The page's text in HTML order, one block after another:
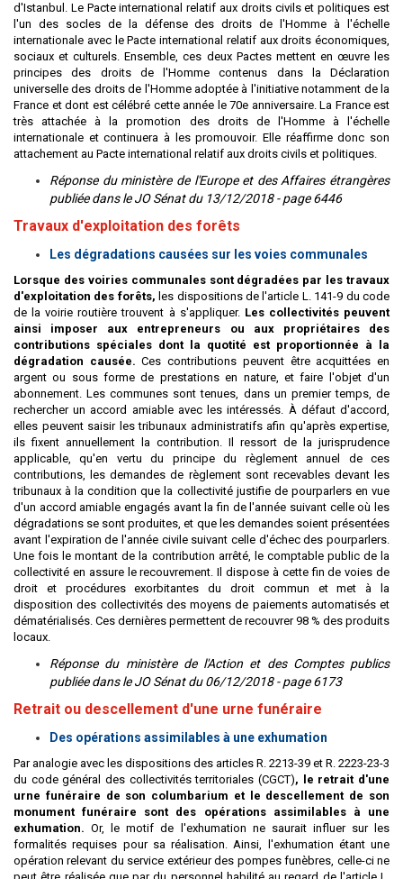
d'Istanbul. Le Pacte international relatif aux droits civils et politiques est
l'un des socles de la défense des droits de l'Homme à l'échelle
internationale avec le Pacte international relatif aux droits économiques,
sociaux et culturels. Ensemble, ces deux Pactes mettent en œuvre les
principes des droits de l'Homme contenus dans la Déclaration
universelle des droits de l'Homme adoptée à l'initiative notamment de la
France et dont est célébré cette année le 70e anniversaire. La France est
très attachée à la promotion des droits de l'Homme à l'échelle
internationale et continuera à les promouvoir. Elle réaffirme donc son
attachement au Pacte international relatif aux droits civils et politiques.
Réponse du ministère de l'Europe et des Affaires étrangères
publiée dans le JO Sénat du 13/12/2018 - page 6446
Travaux d'exploitation des forêts
Les dégradations causées sur les voies communales
Lorsque des voiries communales sont dégradées par les travaux
d'exploitation des forêts, les dispositions de l'article L. 141-9 du code
de la voirie routière trouvent à s'appliquer. Les collectivités peuvent
ainsi imposer aux entrepreneurs ou aux propriétaires des
contributions spéciales dont la quotité est proportionnée à la
dégradation causée.Ces contributions peuvent être acquittées en
argent ou sous forme de prestations en nature, et faire l'objet d'un
abonnement. Les communes sont tenues, dans un premier temps, de
rechercher un accord amiable avec les intéressés. À défaut d'accord,
elles peuvent saisir les tribunaux administratifs afin qu'après expertise,
ils fixent annuellement la contribution. Il ressort de la jurisprudence
applicable, qu'en vertu du principe du règlement annuel de ces
contributions, les demandes de règlement sont recevables devant les
tribunaux à la condition que la collectivité justifie de pourparlers en vue
d'un accord amiable engagés avant la fin de l'année suivant celle où les
dégradations se sont produites, et que les demandes soient présentées
avant l'expiration de l'année civile suivant celle d'échec des pourparlers.
Une fois le montant de la contribution arrêté, le comptable public de la
collectivité en assure le recouvrement. Il dispose à cette fin de voies de
droit et procédures exorbitantes du droit commun et met à la
disposition des collectivités des moyens de paiements automatisés et
dématérialisés. Ces dernières permettent de recouvrer 98 % des produits
locaux.
Réponse du ministère de l'Action et des Comptes publics
publiée dans le JO Sénat du 06/12/2018 - page 6173
Retrait ou descellement d'une urne funéraire
Des opérations assimilables à une exhumation
Par analogie avec les dispositions des articles R. 2213-39 et R. 2223-23-3
du code général des collectivités territoriales (CGCT), le retrait d'une
urne funéraire de son columbarium et le descellement de son
monument funéraire sont des opérations assimilables à une
exhumation.Or, le motif de l'exhumation ne saurait influer sur les
formalités requises pour sa réalisation. Ainsi, l'exhumation étant une
opération relevant du service extérieur des pompes funèbres, celle-ci ne